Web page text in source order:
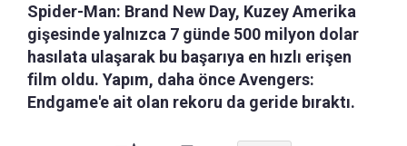
Spider-Man: Brand New Day, Kuzey Amerika
gişesinde yalnızca 7 günde 500 milyon dolar
hasılata ulaşarak bu başarıya en hızlı erişen
film oldu. Yapım, daha önce Avengers:
Endgame'e ait olan rekoru da geride bıraktı.